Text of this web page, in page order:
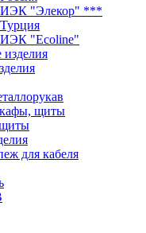
ИЭК "Элекор" ***
ИЭК "Ecoline"
щиты
для кабеля